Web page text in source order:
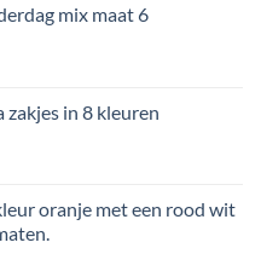
mix maat 6
in 8 kleuren
oranje met een rood wit